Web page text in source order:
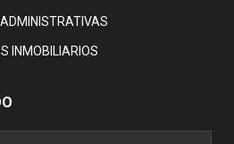
INMOBILIARIOS